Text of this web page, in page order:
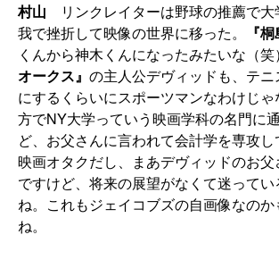
村山 リンクレイターは野球の推薦で大
我で挫折して映像の世界に移った。
『
くんから神木くんになったみたいな（笑
オークス』 の主人公デヴィッドも、テ
にするくらいにスポーツマンなわけじ
方でNY大学っていう映画学科の名門に
ど、お父さんに言われて会計学を専攻
映画オタクだし、まあデヴィッドのお
ですけど、将来の展望がなくて迷って
ね。これもジェイコブズの自画像なのか
ね。